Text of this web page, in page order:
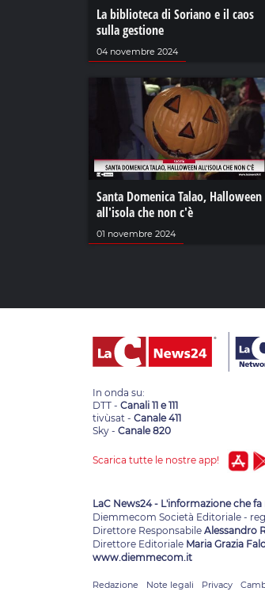
La biblioteca di Soriano e il caos
sulla gestione
04 novembre 2024
Santa Domenica Talao, Halloween
all'isola che non c'è
01 novembre 2024
In onda su:
DTT - Canali 11 e 111
tivùsat - Canale 411
Sky - Canale 820
Scarica tutte le nostre app!
LaC News24 - L'informazione che fa
Diemmecom Società Editoriale -
Direttore Responsabile Alessandro
Direttore Editoriale Maria Grazia
www.diemmecom.it
Redazione Note legali Privacy